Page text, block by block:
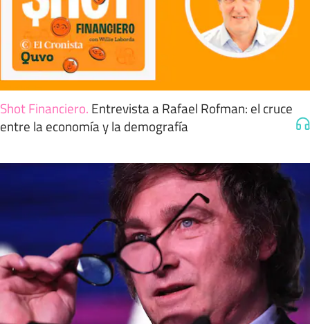
Shot Financiero. Entrevista a Rafael Rofman: el cruce
entre la economía y la demografía